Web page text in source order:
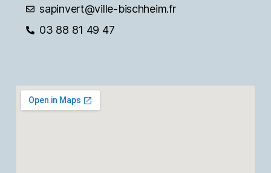
sapinvert@ville-bischheim.fr
03 88 81 49 47